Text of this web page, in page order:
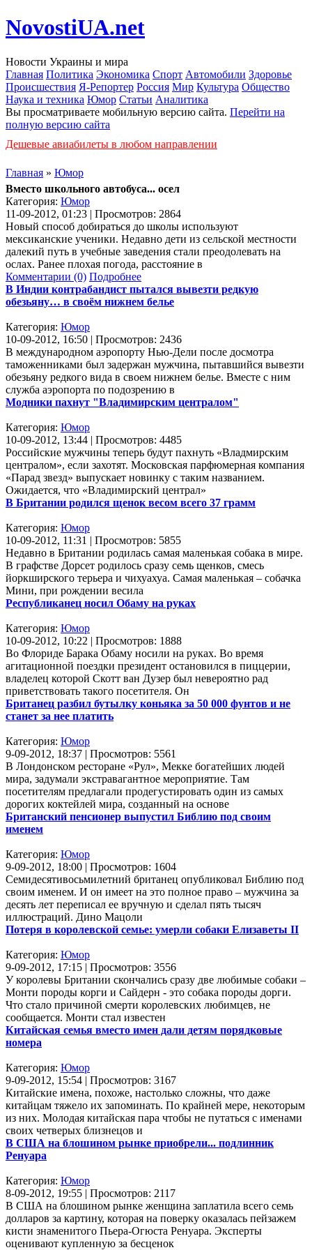
NovostiUA.net
Новости Украины и мира
Главная Политика Экономика Спорт Автомобили Здоровье
Происшествия Я-Репортер Россия Мир Культура Общество
Наука и техника Юмор Статьи Аналитика
Вы просматриваете мобильную версию сайта. Перейти на
полную версию сайта
Дешевые авиабилеты в любом направлении
Главная » Юмор
Вместо школьного автобуса... осел
Категория: Юмор
11-09-2012, 01:23 | Просмотров: 2864
Новый способ добираться до школы используют
мексиканские ученики. Недавно дети из сельской местности
далекий путь в учебные заведения стали преодолевать на
ослах. Ранее плохая погода, расстояние в
Комментарии (0) Подробнее
В Индии контрабандист пытался вывезти редкую
обезьяну… в своём нижнем белье
Категория: Юмор
10-09-2012, 16:50 | Просмотров: 2436
В международном аэропорту Нью-Дели после досмотра
таможенниками был задержан мужчина, пытавшийся вывезти
обезьяну редкого вида в своем нижнем белье. Вместе с ним
служба аэропорта по подозрению в
Модники пахнут "Владимирским централом"
Категория: Юмор
10-09-2012, 13:44 | Просмотров: 4485
Российские мужчины теперь будут пахнуть «Владмирским
централом», если захотят. Московская парфюмерная компания
«Парад звезд» выпускает новинку с таким названием.
Ожидается, что «Владимирский централ»
В Британии родился щенок весом всего 37 грамм
Категория: Юмор
10-09-2012, 11:31 | Просмотров: 5855
Недавно в Британии родилась самая маленькая собака в мире.
В графстве Дорсет родилось сразу семь щенков, смесь
йоркширского терьера и чихуахуа. Самая маленькая – собачка
Мини, при рождении весила
Республиканец носил Обаму на руках
Категория: Юмор
10-09-2012, 10:22 | Просмотров: 1888
Во Флориде Барака Обаму носили на руках. Во время
агитационной поездки президент остановился в пиццерии,
владелец которой Скотт ван Дузер был невероятно рад
приветствовать такого посетителя. Он
Британец разбил бутылку коньяка за 50 000 фунтов и не
станет за нее платить
Категория: Юмор
9-09-2012, 18:37 | Просмотров: 5561
В Лондонском ресторане «Рул», Мекке богатейших людей
мира, задумали экстравагантное мероприятие. Там
посетителям предлагали продегустировать один из самых
дорогих коктейлей мира, созданный на основе
Британский пенсионер выпустил Библию под своим
именем
Категория: Юмор
9-09-2012, 18:00 | Просмотров: 1604
Семидесятивосьмилетний британец опубликовал Библию под
своим именем. И он имеет на это полное право – мужчина за
десять лет переписал ее вручную и сделал пять тысяч
иллюстраций. Дино Мацоли
Потеря в королевской семье: умерли собаки Елизаветы II
Категория: Юмор
9-09-2012, 17:15 | Просмотров: 3556
У королевы Британии скончались сразу две любимые собаки –
Монти породы корги и Сайдерн - это собака породы дорги.
Что стало причиной смерти королевских любимцев, не
сообщается. Монти стал известен
Китайская семья вместо имен дали детям порядковые
номера
Категория: Юмор
9-09-2012, 15:54 | Просмотров: 3167
Китайские имена, похоже, настолько сложны, что даже
китайцам тяжело их запоминать. По крайней мере, некоторым
из них. Молодая китайская пара чтобы не путаться с именами
своих четверых близнецов и
В США на блошином рынке приобрели... подлинник
Ренуара
Категория: Юмор
8-09-2012, 19:55 | Просмотров: 2117
В США на блошином рынке женщина заплатила всего семь
долларов за картину, которая на поверку оказалась пейзажем
кисти знаменитого Пьера-Огюста Ренуара. Эксперты
оценивают купленную за бесценок